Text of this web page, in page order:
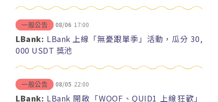
一般公告 08/06 17:00
LBank: LBank 上線「無憂跟單季」活動，瓜分 30,
000 USDT 獎池
一般公告 08/05 22:00
LBank: LBank 開啟「WOOF、QUID1 上線狂歡」